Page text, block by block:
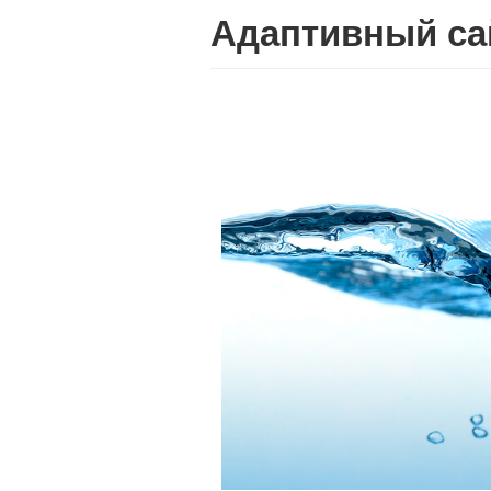
Адаптивный